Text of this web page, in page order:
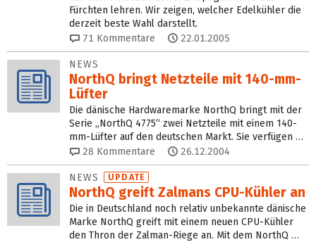
Fürchten lehren. Wir zeigen, welcher Edelkühler die
derzeit beste Wahl darstellt.
71 Kommentare 22.01.2005
NEWS
NorthQ bringt Netzteile mit 140-mm-
Lüfter
Die dänische Hardwaremarke NorthQ bringt mit der
Serie „NorthQ 4775“ zwei Netzteile mit einem 140-
mm-Lüfter auf den deutschen Markt. Sie verfügen …
28 Kommentare 26.12.2004
NEWS UPDATE
NorthQ greift Zalmans CPU-Kühler an
Die in Deutschland noch relativ unbekannte dänische
Marke NorthQ greift mit einem neuen CPU-Kühler
den Thron der Zalman-Riege an. Mit dem NorthQ …